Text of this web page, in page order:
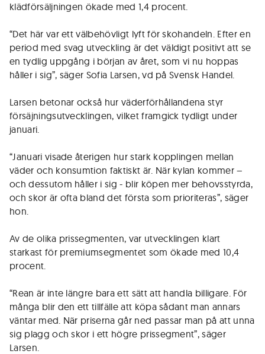
klädförsäljningen ökade med 1,4 procent.
“Det här var ett välbehövligt lyft för skohandeln. Efter en
period med svag utveckling är det väldigt positivt att se
en tydlig uppgång i början av året, som vi nu hoppas
håller i sig”, säger Sofia Larsen, vd på Svensk Handel.
Larsen betonar också hur väderförhållandena styr
försäjningsutvecklingen, vilket framgick tydligt under
januari.
“Januari visade återigen hur stark kopplingen mellan
väder och konsumtion faktiskt är. När kylan kommer –
och dessutom håller i sig - blir köpen mer behovsstyrda,
och skor är ofta bland det första som prioriteras”, säger
hon.
Av de olika prissegmenten, var utvecklingen klart
starkast för premiumsegmentet som ökade med 10,4
procent.
“Rean är inte längre bara ett sätt att handla billigare. För
många blir den ett tillfälle att köpa sådant man annars
väntar med. När priserna går ned passar man på att unna
sig plagg och skor i ett högre prissegment”, säger
Larsen.